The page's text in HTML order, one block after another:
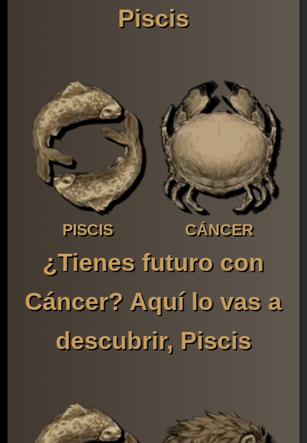
Piscis
PISCIS CÁNCER
¿Tienes futuro con
Cáncer? Aquí lo vas a
descubrir, Piscis